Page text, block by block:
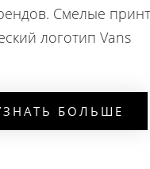
Смелые
логотип Vans
выглядят
высокий уровень
БОЛЬШЕ